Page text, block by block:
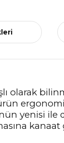
olarak
yenisi ile